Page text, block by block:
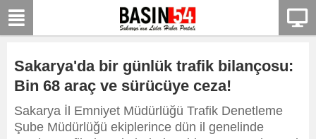
Sakarya'da bir günlük trafik bilançosu:
Bin 68 araç ve sürücüye ceza!
Sakarya İl Emniyet Müdürlüğü Trafik Denetleme
Şube Müdürlüğü ekiplerince dün il genelinde